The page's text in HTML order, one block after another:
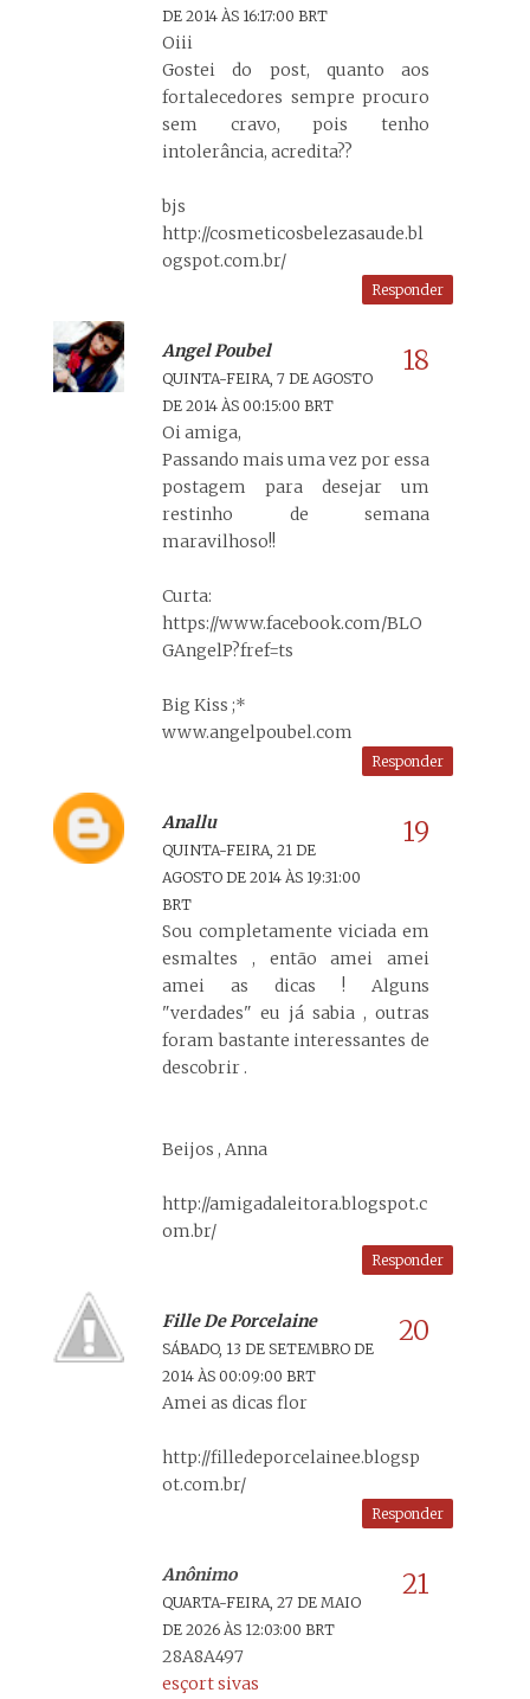
DE 2014 ÀS 16:17:00 BRT
Oiii
Gostei do post, quanto aos
fortalecedores sempre procuro
sem cravo, pois tenho
intolerância, acredita??
bjs
http://cosmeticosbelezasaude.bl
ogspot.com.br/
Responder
Angel Poubel
QUINTA-FEIRA, 7 DE AGOSTO
DE 2014 ÀS 00:15:00 BRT
Oi amiga,
Passando mais uma vez por essa
postagem para desejar um
restinho de semana
maravilhoso!!
Curta:
https://www.facebook.com/BLO
GAngelP?fref=ts
Big Kiss ;*
www.angelpoubel.com
Responder
Anallu
QUINTA-FEIRA, 21 DE
AGOSTO DE 2014 ÀS 19:31:00
BRT
Sou completamente viciada em
esmaltes , então amei amei
amei as dicas ! Alguns
"verdades" eu já sabia , outras
foram bastante interessantes de
descobrir .
Beijos , Anna
http://amigadaleitora.blogspot.c
om.br/
Responder
Fille De Porcelaine
SÁBADO, 13 DE SETEMBRO DE
2014 ÀS 00:09:00 BRT
Amei as dicas flor
http://filledeporcelainee.blogsp
ot.com.br/
Responder
Anônimo
QUARTA-FEIRA, 27 DE MAIO
DE 2026 ÀS 12:03:00 BRT
28A8A497
esçort sivas